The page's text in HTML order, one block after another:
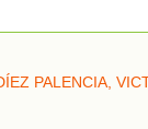
PALENCIA,